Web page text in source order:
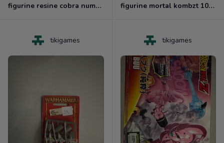
figurine resine cobra numerote neuve de karidma toys figurine mortal kombzt 10 neuf blister
tikigames tikigames